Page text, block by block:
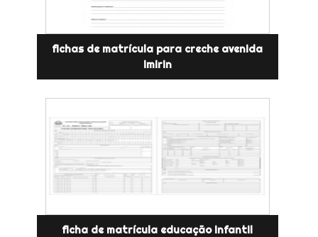
fichas de matrícula para creche avenida
imirin
ficha de matrícula educação infantil